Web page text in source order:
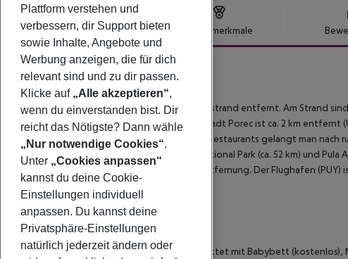
Hotelbeschreibung Hotelmerkmale
Plava Laguna
4
Park Plava Laguna liegt ca. 100 m vom Steinstrand entfernt. Am Strand
touristischen Zentrum sind es ca. 3 km. Die Stadt Porec ist ca. 2 km entfernt
50 m zu erreichen. Zu den nächsten Bars und Restaurants gelangt man
Euphrasian Basilica (ca. 3 km), Brijuni National Park (ca. 52 km) und
befindet sich ein Krankenhaus in etwa 2 km Entfernung. Der Flughafen (PUY)
in etwa 130 km Entfernung.
(Parkblick, Terrasse): Die Zimmer sind ausgestattet mit Babybett (kostenlos),
Plattform verstehen und
verbessern, dir Support bieten
sowie Inhalte, Angebote und
Werbung anzeigen, die für dich
relevant sind und zu dir passen.
Klicke auf „Alle akzeptieren“,
wenn du einverstanden bist. Dir
reicht das Nötigste? Dann wähle
„Nur notwendige Cookies“.
Unter „Cookies anpassen“
kannst du deine Cookie-
Einstellungen individuell
anpassen. Du kannst deine
Privatsphäre-Einstellungen
natürlich jederzeit ändern oder